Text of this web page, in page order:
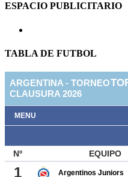
ESPACIO PUBLICITARIO
TABLA DE FUTBOL